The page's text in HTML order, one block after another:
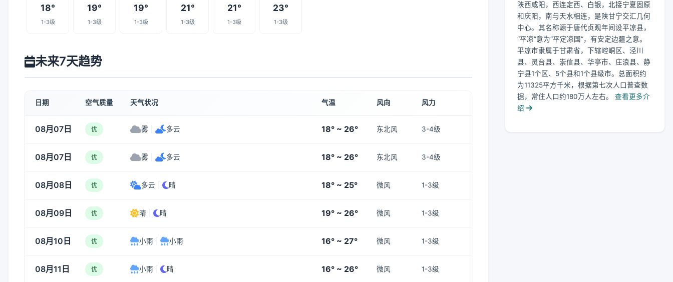
18°
1-3级
19°
1-3级
19°
1-3级
21°
1-3级
21°
1-3级
23°
1-3级
未来7天趋势
日期 空气质量 天气状况 气温 风向 风力
08月07日 优 雾 多云 18° ~ 26° 东北风 3-4级
08月07日 优 雾 多云 18° ~ 26° 东北风 3-4级
08月08日 优 多云 晴 18° ~ 25° 微风 1-3级
08月09日 优 晴 晴 19° ~ 26° 微风 1-3级
08月10日 优 小雨 小雨 16° ~ 27° 微风 1-3级
08月11日 优 小雨 晴 16° ~ 26° 微风 1-3级
陕西咸阳，西连定西、白银，北接宁夏固原
和庆阳，南与天水相连，是陕甘宁交汇几何
中心。其名称源于唐代贞观年间设平凉县，
“平凉”意为“平定凉国”，有安定边疆之意。
平凉市隶属于甘肃省，下辖崆峒区、泾川
县、灵台县、崇信县、华亭市、庄浪县、静
宁县1个区、5个县和1个县级市。总面积约
为11325平方千米，根据第七次人口普查数
据，常住人口约180万人左右。
查看更多介
绍